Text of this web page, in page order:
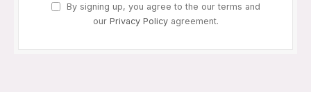
By signing up, you agree to the our terms and
our Privacy Policyagreement.